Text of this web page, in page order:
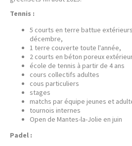
Tennis :
5 courts en terre battue
décembre,
1 terre couverte toute l'année,
2 courts en béton poreux
école de tennis à partir de 4 ans
cours collectifs adultes
cous particuliers
stages
matchs par équipe jeunes et
tournois internes
Open de Mantes-la-Jolie en juin
Padel :